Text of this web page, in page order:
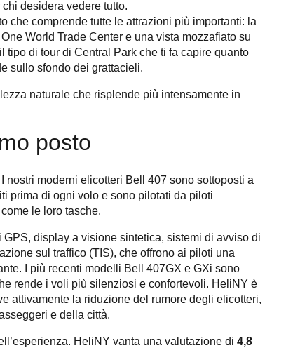
desidera vedere tutto.
che comprende tutte le attrazioni più importanti: la
World Trade Center e una vista mozzafiato su
di tour di Central Park che ti fa capire quanto
sullo sfondo dei grattacieli.
naturale che risplende più intensamente in
posto
moderni elicotteri Bell 407 sono sottoposti a
prima di ogni volo e sono pilotati da piloti
le loro tasche.
display a visione sintetica, sistemi di avviso di
sul traffico (TIS), che offrono ai piloti una
I più recenti modelli Bell 407GX e GXi sono
rende i voli più silenziosi e confortevoli. HeliNY è
attivamente la riduzione del rumore degli elicotteri,
e della città.
HeliNY vanta una valutazione di 4,8